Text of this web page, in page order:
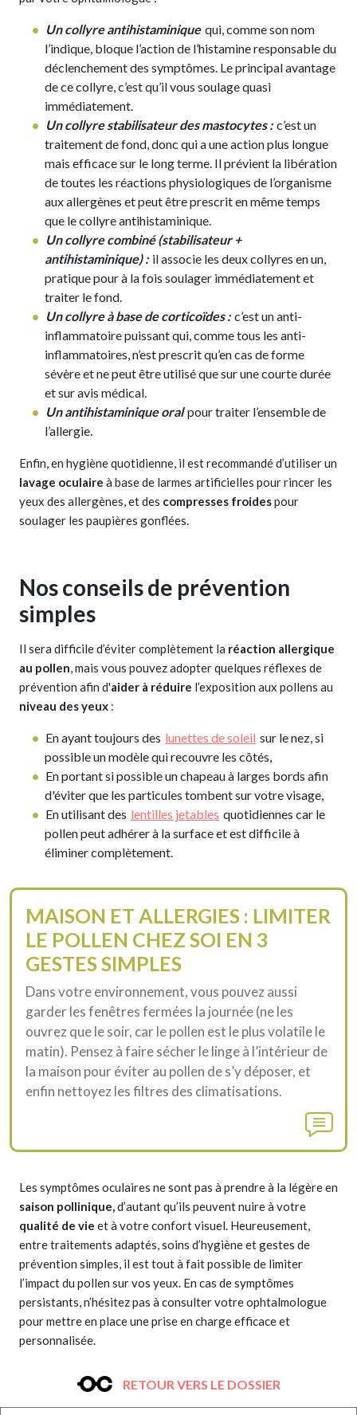
Un collyre antihistaminique qui, comme son nom
l’indique, bloque l’action de l’histamine responsable du
déclenchement des symptômes. Le principal avantage
de ce collyre, c’est qu’il vous soulage quasi
immédiatement.
Un collyre stabilisateur des mastocytes : c’est un
traitement de fond, donc qui a une action plus longue
mais efficace sur le long terme. Il prévient la libération
de toutes les réactions physiologiques de l’organisme
aux allergènes et peut être prescrit en même temps
que le collyre antihistaminique.
Un collyre combiné (stabilisateur +
antihistaminique) : il associe les deux collyres en un,
pratique pour à la fois soulager immédiatement et
traiter le fond.
Un collyre à base de corticoïdes : c’est un anti-
inflammatoire puissant qui, comme tous les anti-
inflammatoires, n’est prescrit qu’en cas de forme
sévère et ne peut être utilisé que sur une courte durée
et sur avis médical.
Un antihistaminique oralpour traiter l’ensemble de
l’allergie.
Enfin, en hygiène quotidienne, il est recommandé d’utiliser un
lavage oculaire à base de larmes artificielles pour rincer les
yeux des allergènes, et des compresses froidespour
soulager les paupières gonflées.
Nos conseils de prévention
simples
Il sera difficile d’éviter complètement la réaction allergique
au pollen, mais vous pouvez adopter quelques réflexes de
prévention afin d'aider à réduire l’exposition aux pollens au
niveau des yeux :
En ayant toujours des lunettes de soleil sur le nez, si
possible un modèle qui recouvre les côtés,
En portant si possible un chapeau à larges bords afin
d'éviter que les particules tombent sur votre visage,
En utilisant des lentilles jetables quotidiennes car le
pollen peut adhérer à la surface et est difficile à
éliminer complètement.
MAISON ET ALLERGIES : LIMITER
LE POLLEN CHEZ SOI EN 3
GESTES SIMPLES
Dans votre environnement, vous pouvez aussi
garder les fenêtres fermées la journée (ne les
ouvrez que le soir, car le pollen est le plus volatile le
matin). Pensez à faire sécher le linge à l’intérieur de
la maison pour éviter au pollen de s’y déposer, et
enfin nettoyez les filtres des climatisations.
Les symptômes oculaires ne sont pas à prendre à la légère en
saison pollinique,d’autant qu’ils peuvent nuire à votre
qualité de vie et à votre confort visuel. Heureusement,
entre traitements adaptés, soins d’hygiène et gestes de
prévention simples, il est tout à fait possible de limiter
l’impact du pollen sur vos yeux. En cas de symptômes
persistants, n’hésitez pas à consulter votre ophtalmologue
pour mettre en place une prise en charge efficace et
personnalisée.
RETOUR VERS LE DOSSIER